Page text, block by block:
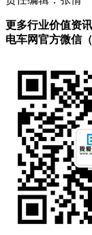
更多行业价值资
电车网官方微信